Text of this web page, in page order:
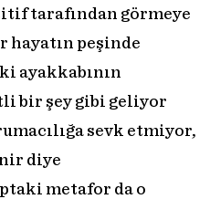
tarafından görmeye
hayatın peşinde
ayakkabının
bir şey gibi geliyor
sevk etmiyor,
diye
metafor da o